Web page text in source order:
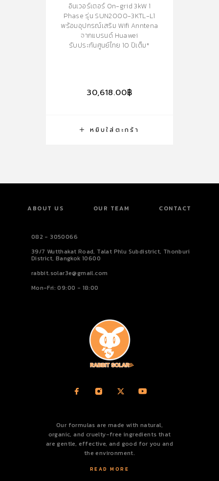
หยิบใส่ตะกร้า
อินเวอร์เตอร์ On-grid 3kW 1
Phase รุ่น SUN2000-3KTL-L1
พร้อมอุปกรณ์เสริม Wifi Anntena
จากแบรนด์ Huawei
รับประกันศูนย์ไทย 10 ปีเต็ม*
30,618.00฿
ABOUT US OUR TEAM CONTACT
082 - 3050066
39/7 Wutthakat Road, Talat Phlu Subdistrict, Thonburi
District, Bangkok 10600
rabbit.solar3e@gmail.com
Mon-Fri: 09:00 - 18:00
Our formulas are made with natural,
organic, and cruelty-free ingredients that
are gentle, effective, and good for you and
the environment.
READ MORE